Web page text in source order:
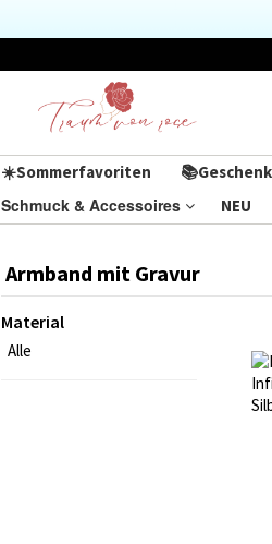
☀️Sommerfavoriten
Schmuck & Accessoires
NEU
Armband mit Gravur
Material
Alle